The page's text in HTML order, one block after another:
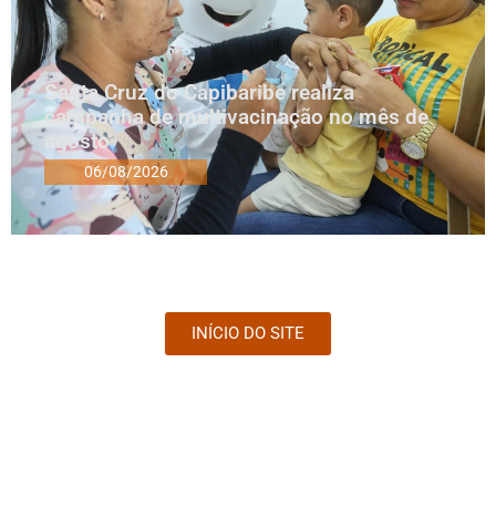
Santa Cruz do Capibaribe realiza
campanha de multivacinação no mês de
agosto
06/08/2026
INÍCIO DO SITE